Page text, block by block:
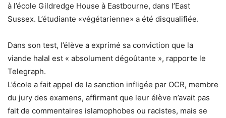
à l’école Gildredge House à Eastbourne, dans l’East
Sussex. L’étudiante «végétarienne» a été disqualifiée.
Dans son test, l’élève a exprimé sa conviction que la
viande halal est « absolument dégoûtante », rapporte le
Telegraph.
L’école a fait appel de la sanction infligée par OCR, membre
du jury des examens, affirmant que leur élève n’avait pas
fait de commentaires islamophobes ou racistes, mais se